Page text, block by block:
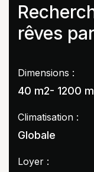
rêves
Dimensions :
40 m2- 1200
Climatisation :
Globale
Loyer :